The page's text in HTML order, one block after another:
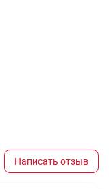
Написать отзыв